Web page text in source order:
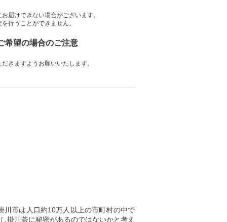
届けできない場合がございます。
行うことができません。
希望の場合のご注意
きますようお願いいたします。
川市は人口約10万人以上の市町村の中で
掛川茶に秘密があるのではないかと考え